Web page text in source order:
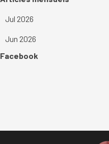
Jul 2026
Jun 2026
Sauter le bloc Facebook
Facebook